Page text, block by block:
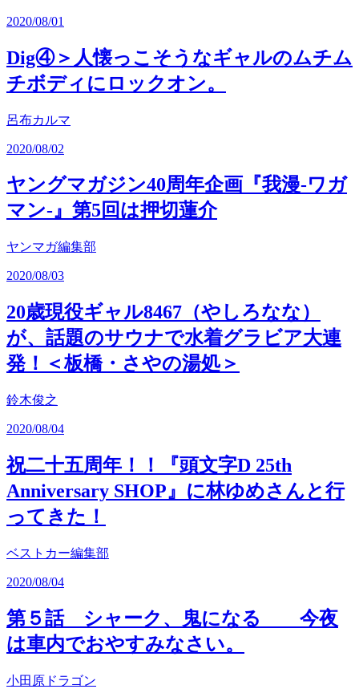
2020/08/01
Dig④＞人懐っこそうなギャルのムチム
チボディにロックオン。
呂布カルマ
2020/08/02
ヤングマガジン40周年企画『我漫-ワガ
マン-』第5回は押切蓮介
ヤンマガ編集部
2020/08/03
20歳現役ギャル8467（やしろなな）
が、話題のサウナで水着グラビア大連
発！＜板橋・さやの湯処＞
鈴木俊之
2020/08/04
祝二十五周年！！『頭文字D 25th
Anniversary SHOP』に林ゆめさんと行
ってきた！
ベストカー編集部
2020/08/04
第５話 シャーク、鬼になる 今夜
は車内でおやすみなさい。
小田原ドラゴン